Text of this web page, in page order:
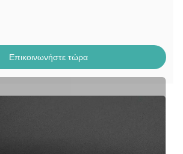
Επικοινωνήστε τώρα